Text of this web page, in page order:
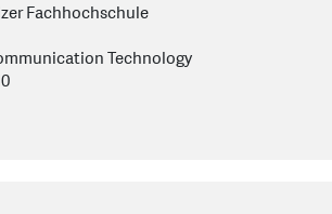
Fachhochschule
Technology